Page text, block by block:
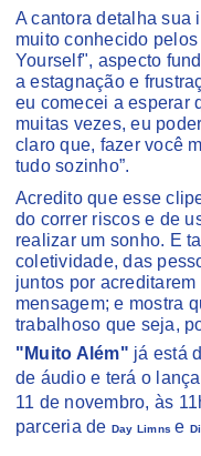
A cantora detalha sua
muito conhecido
Yourself", aspecto
a estagnação e
eu comecei a esperar
muitas vezes, eu
claro que, fazer você
tudo sozinho”.
Acredito que esse
do correr riscos e de
realizar um sonho. E
coletividade, das
juntos por
mensagem; e mostra
trabalhoso que seja,
"Muito Além" já está
de áudio e terá o
11 de novembro, às
parceria de Day Limnse